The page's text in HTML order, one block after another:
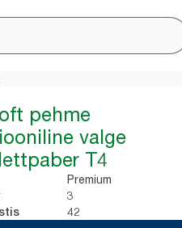
pehme
valge
T4
Premium
3
42